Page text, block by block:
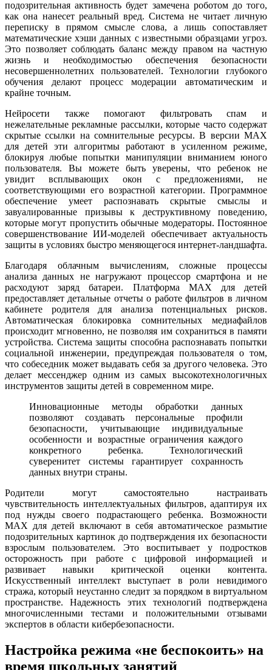
подозрительная активность будет замечена роботом до того,
как она нанесет реальный вред. Система не читает личную
переписку в прямом смысле слова, а лишь сопоставляет
математические хэши данных с известными образцами угроз.
Это позволяет соблюдать баланс между правом на частную
жизнь и необходимостью обеспечения безопасности
несовершеннолетних пользователей. Технологии глубокого
обучения делают процесс модерации автоматическим и
крайне точным.
Нейросети также помогают фильтровать спам и
нежелательные рекламные рассылки, которые часто содержат
скрытые ссылки на сомнительные ресурсы. В версии MAX
для детей эти алгоритмы работают в усиленном режиме,
блокируя любые попытки манипуляции вниманием юного
пользователя. Вы можете быть уверены, что ребенок не
увидит всплывающих окон с предложениями, не
соответствующими его возрастной категории. Программное
обеспечение умеет распознавать скрытые смыслы и
завуалированные призывы к деструктивному поведению,
которые могут пропустить обычные модераторы. Постоянное
совершенствование ИИ-моделей обеспечивает актуальность
защиты в условиях быстро меняющегося интернет-ландшафта.
Благодаря облачным вычислениям, сложные процессы
анализа данных не нагружают процессор смартфона и не
расходуют заряд батареи. Платформа MAX для детей
предоставляет детальные отчеты о работе фильтров в личном
кабинете родителя для анализа потенциальных рисков.
Автоматическая блокировка сомнительных медиафайлов
происходит мгновенно, не позволяя им сохраниться в памяти
устройства. Система защиты способна распознавать попытки
социальной инженерии, предупреждая пользователя о том,
что собеседник может выдавать себя за другого человека. Это
делает мессенджер одним из самых высокотехнологичных
инструментов защиты детей в современном мире.
Инновационные методы обработки данных
позволяют создавать персональные профили
безопасности, учитывающие индивидуальные
особенности и возрастные ограничения каждого
конкретного ребенка. Технологический
суверенитет системы гарантирует сохранность
данных внутри страны.
Родители могут самостоятельно настраивать
чувствительность интеллектуальных фильтров, адаптируя их
под нужды своего подрастающего ребенка. Возможности
MAX для детей включают в себя автоматическое размытие
подозрительных картинок до подтверждения их безопасности
взрослым пользователем. Это воспитывает у подростков
осторожность при работе с цифровой информацией и
развивает навыки критической оценки контента.
Искусственный интеллект выступает в роли невидимого
стража, который неустанно следит за порядком в виртуальном
пространстве. Надежность этих технологий подтверждена
многочисленными тестами и положительными отзывами
экспертов в области кибербезопасности.
Настройка режима «не беспокоить» на
время школьных занятий